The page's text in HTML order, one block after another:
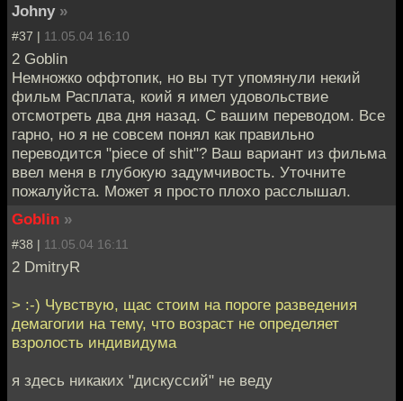
Johny »
#37 | 11.05.04 16:10
2 Goblin
Немножко оффтопик, но вы тут упомянули некий
фильм Расплата, коий я имел удовольствие
отсмотреть два дня назад. С вашим переводом. Все
гарно, но я не совсем понял как правильно
переводится "piece of shit"? Ваш вариант из фильма
ввел меня в глубокую задумчивость. Уточните
пожалуйста. Может я просто плохо расслышал.
Goblin »
#38 | 11.05.04 16:11
2 DmitryR
> :-) Чувствую, щас стоим на пороге разведения
демагогии на тему, что возраст не определяет
взролость индивидума
я здесь никаких "дискуссий" не веду